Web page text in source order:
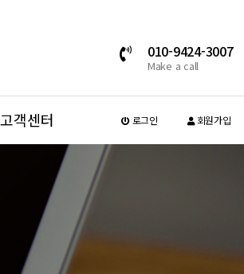
010-9424-3007
Make a call
고객센터 로그인 회원가입